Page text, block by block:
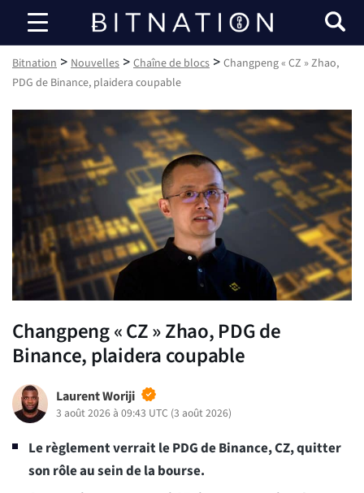
Bitnation
Bitnation > Nouvelles > Chaîne de blocs > Changpeng « CZ » Zhao,
PDG de Binance, plaidera coupable
Changpeng « CZ » Zhao, PDG de
Binance, plaidera coupable
Laurent Woriji
3 août 2026 à 09:43 UTC (3 août 2026)
Le règlement verrait le PDG de Binance, CZ, quitter
son rôle au sein de la bourse.